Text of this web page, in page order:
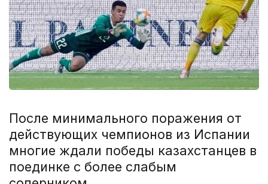
После минимального поражения от
действующих чемпионов из Испании
многие ждали победы казахстанцев в
поединке с более слабым